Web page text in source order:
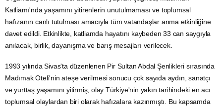
Katliamı'nda yaşamını yitirenlerin unutulmaması ve toplumsal
hafızanın canlı tutulması amacıyla tüm vatandaşlar anma etkinliğine
davet edildi. Etkinlikte, katliamda hayatını kaybeden 33 can saygıyla
anılacak, birlik, dayanışma ve barış mesajları verilecek.
1993 yılında Sivas'ta düzenlenen Pir Sultan Abdal Şenlikleri sırasında
Madımak Oteli'nin ateşe verilmesi sonucu çok sayıda aydın, sanatçı
ve yurttaş yaşamını yitirmiş, olay Türkiye'nin yakın tarihindeki en acı
toplumsal olaylardan biri olarak hafızalara kazınmıştı. Bu kapsamda